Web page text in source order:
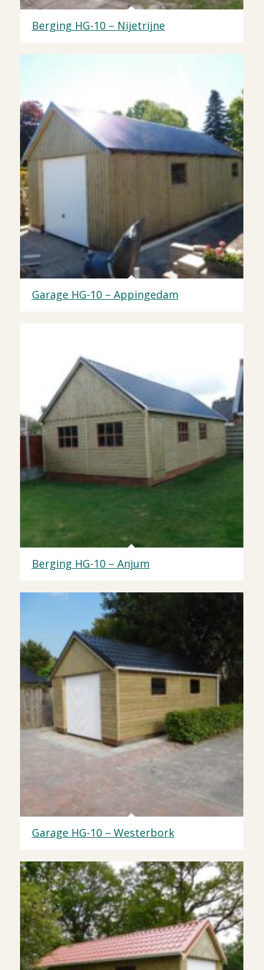
Berging HG-10 – Nijetrijne
Garage HG-10 – Appingedam
Berging HG-10 – Anjum
Garage HG-10 – Westerbork